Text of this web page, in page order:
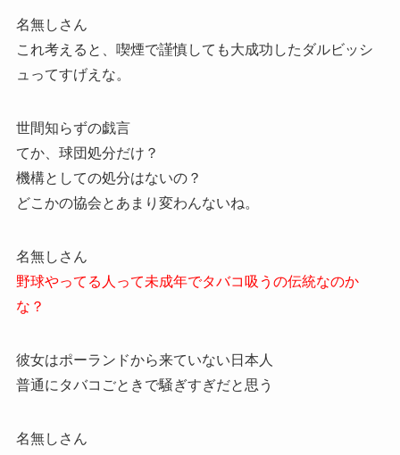
名無しさん
これ考えると、喫煙で謹慎しても大成功したダルビッシ
ュってすげえな。
世間知らずの戯言
てか、球団処分だけ？
機構としての処分はないの？
どこかの協会とあまり変わんないね。
名無しさん
野球やってる人って未成年でタバコ吸うの伝統なのか
な？
彼女はポーランドから来ていない日本人
普通にタバコごときで騒ぎすぎだと思う
名無しさん